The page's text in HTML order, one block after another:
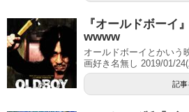
『オールドボーイ
wwww
オールドボーイとかいう
画好き名無し 2019/01/
記事